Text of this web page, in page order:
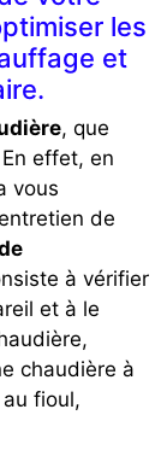
les
et
, que
effet, en
vous
de
à vérifier
et à le
chaudière à
fioul,